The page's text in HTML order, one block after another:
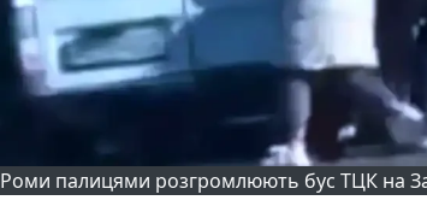
Роми палицями розгромлюють бус ТЦК на